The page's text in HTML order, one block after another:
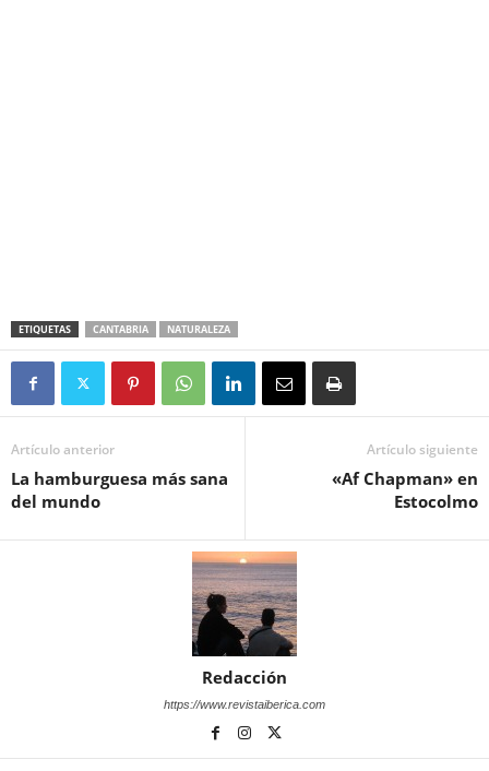
ETIQUETAS CANTABRIA NATURALEZA
Artículo anterior
La hamburguesa más sana
del mundo
Artículo siguiente
«Af Chapman» en
Estocolmo
Redacción
https://www.revistaiberica.com